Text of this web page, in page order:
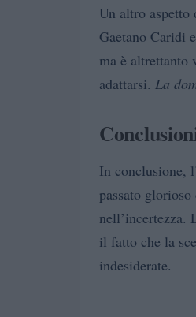
Un altro
Gaetano Caridi
ma è altrettanto
adattarsi. La
In conclusione,
passato
nell’incertezza.
il fatto che la
indesiderate.